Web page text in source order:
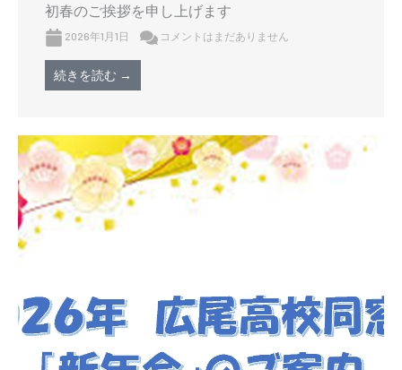
初春のご挨拶を申し上げます
2026年1月1日 コメントはまだありません
続きを読む →